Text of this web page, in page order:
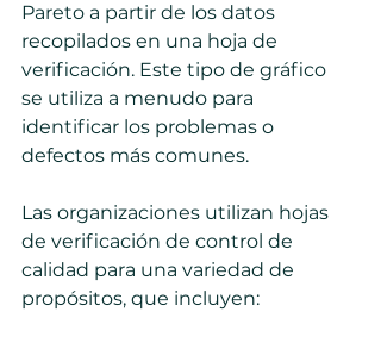
Pareto a partir de los datos
recopilados en una hoja de
verificación. Este tipo de gráfico
se utiliza a menudo para
identificar los problemas o
defectos más comunes.
Las organizaciones utilizan hojas
de verificación de control de
calidad para una variedad de
propósitos, que incluyen: